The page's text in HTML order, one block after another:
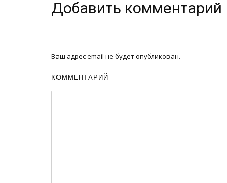
Добавить комментарий
Ваш адрес email не будет опубликован.
КОММЕНТАРИЙ